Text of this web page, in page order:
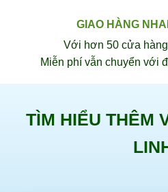
GIAO HÀNG
Với hơn 50 cửa
Miễn phí vẫn chuyển với
TÌM HIỂU THÊM